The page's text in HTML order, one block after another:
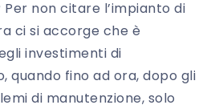
non citare l’impianto di
ci si accorge che è
investimenti di
quando fino ad ora, dopo gli
di manutenzione, solo